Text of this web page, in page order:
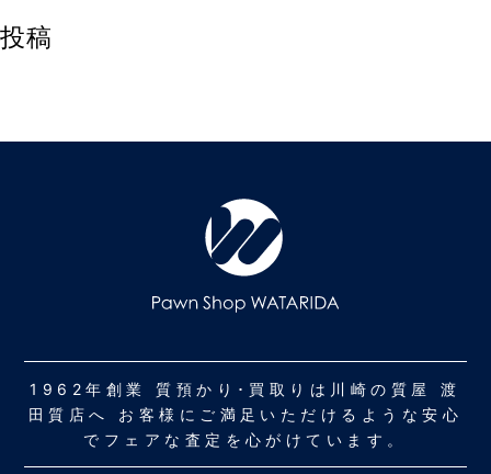
投稿
1962年創業 質預かり･買取りは川崎の質屋 渡
田質店へ お客様にご満足いただけるような安心
でフェアな査定を心がけています。